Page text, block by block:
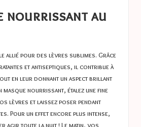
nourrissant au
allié pour des lèvres sublimes. Grâce
et antiseptiques, il contribue à
en leur donnant un aspect brillant
masque nourrissant, étalez une fine
lèvres et laissez poser pendant
Pour un effet encore plus intense,
agir toute la nuit ! Le matin, vos